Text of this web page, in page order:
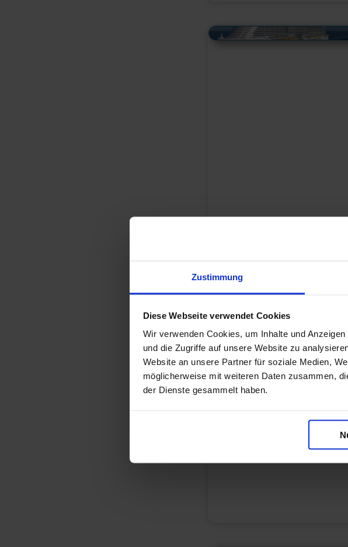
Zustimmung
Diese Webseite verwendet Cookies
Wir verwenden Cookies, um Inhalte und
und die Zugriffe auf unsere Website zu
Website an unsere Partner für soziale Medien,
möglicherweise mit weiteren Daten zusammen,
der Dienste gesammelt haben.
Alles Bildmaterial von AIDAcruises ist ©
Alles Bildmaterial von AIDAcruises ist ©